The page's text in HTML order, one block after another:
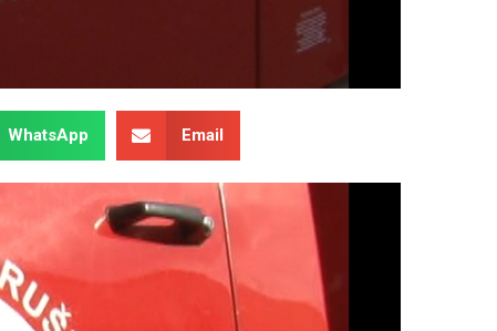
WhatsApp Email